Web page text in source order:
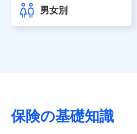
東京海上日動あんしん生
（https://www.tmn-
マニュライフ生命保険株式
（https://
男女別
保険の基礎知識